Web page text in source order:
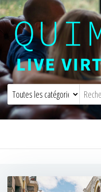
Quimbaya